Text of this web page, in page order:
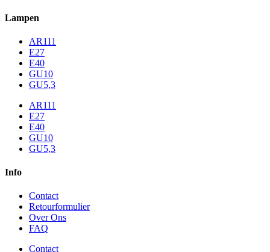
Lampen
AR111
E27
E40
GU10
GU5,3
AR111
E27
E40
GU10
GU5,3
Info
Contact
Retourformulier
Over Ons
FAQ
Contact